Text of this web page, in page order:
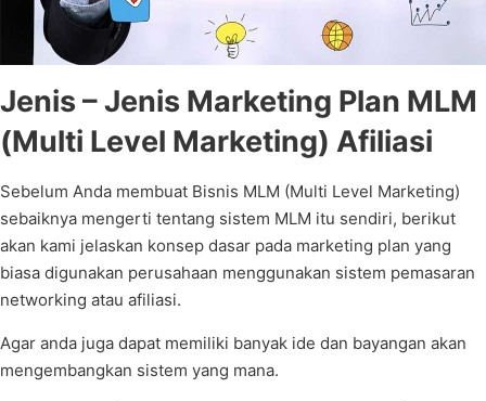
Jenis – Jenis Marketing Plan MLM
(Multi Level Marketing) Afiliasi
Sebelum Anda membuat Bisnis MLM (Multi Level Marketing)
sebaiknya mengerti tentang sistem MLM itu sendiri, berikut
akan kami jelaskan konsep dasar pada marketing plan yang
biasa digunakan perusahaan menggunakan sistem pemasaran
networking atau afiliasi.
Agar anda juga dapat memiliki banyak ide dan bayangan akan
mengembangkan sistem yang mana.